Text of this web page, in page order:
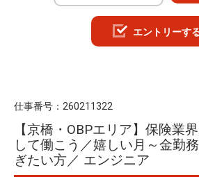
エントリーす
仕事番号： 260211322
【京橋・OBPエリア】保険業
して働こう／嬉しい月～金勤
ぎたい方／ エンジニア